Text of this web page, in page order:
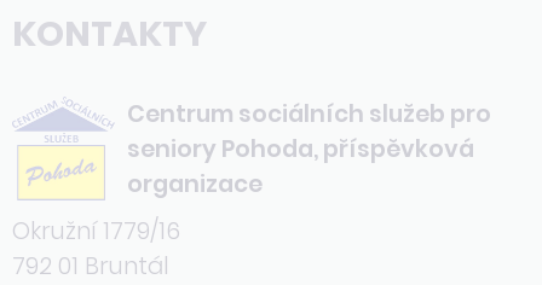
KONTAKTY
Centrum sociálních služeb pro
seniory Pohoda, příspěvková
organizace
Okružní 1779/16
792 01 Bruntál